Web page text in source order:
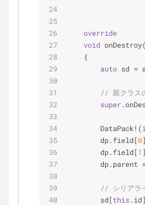
override
void
    {
auto sd =
// 親クラス
super
        DataPack!(
        dp.field[
0
        dp.field[
1
dp.parent
// シリアラ
        sd[
this